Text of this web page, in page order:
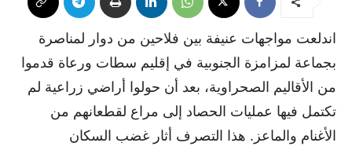
اندلعت مواجهات عنيفة بين فلاحين من دوار لمناصرة
بجماعة لمزامزة الجنوبية في إقليم سطات ورعاة قدموا
من الأقاليم الصحراوية، بعد أن حولوا أراضي زراعية لم
تكتمل فيها عمليات الحصاد إلى مراع لقطعانهم من
الأغنام والماعز. هذا التصرف أثار غضب السكان